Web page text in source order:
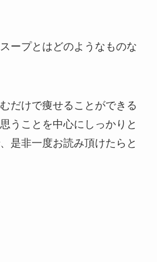
ープとはどのようなものな
だけで痩せることができる
うことを中心にしっかりと
是非一度お読み頂けたらと